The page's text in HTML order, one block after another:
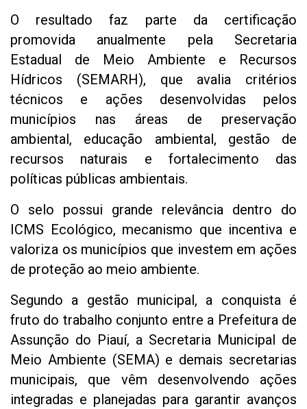
O resultado faz parte da certificação
promovida anualmente pela Secretaria
Estadual de Meio Ambiente e Recursos
Hídricos (SEMARH), que avalia critérios
técnicos e ações desenvolvidas pelos
municípios nas áreas de preservação
ambiental, educação ambiental, gestão de
recursos naturais e fortalecimento das
políticas públicas ambientais.
O selo possui grande relevância dentro do
ICMS Ecológico, mecanismo que incentiva e
valoriza os municípios que investem em ações
de proteção ao meio ambiente.
Segundo a gestão municipal, a conquista é
fruto do trabalho conjunto entre a Prefeitura de
Assunção do Piauí, a Secretaria Municipal de
Meio Ambiente (SEMA) e demais secretarias
municipais, que vêm desenvolvendo ações
integradas e planejadas para garantir avanços